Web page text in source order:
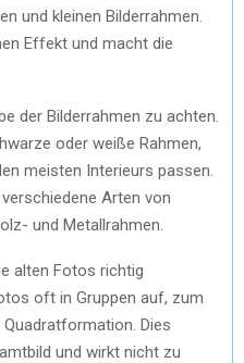
und kleinen Bilderrahmen.
Effekt und macht die
der Bilderrahmen zu achten.
oder weiße Rahmen,
meisten Interieurs passen.
Arten von
und Metallrahmen.
alten Fotos richtig
oft in Gruppen auf, zum
Dies
und wirkt nicht zu